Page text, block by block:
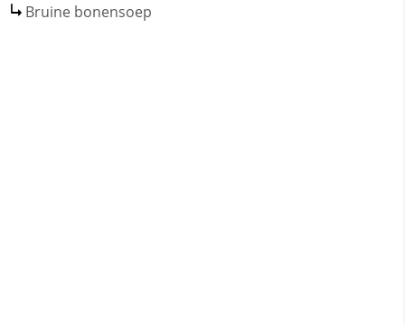
Bruine bonensoep